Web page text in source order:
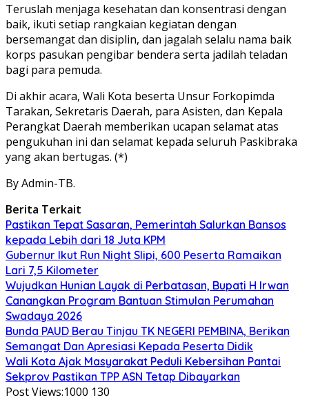
Teruslah menjaga kesehatan dan konsentrasi dengan
baik, ikuti setiap rangkaian kegiatan dengan
bersemangat dan disiplin, dan jagalah selalu nama baik
korps pasukan pengibar bendera serta jadilah teladan
bagi para pemuda.
Di akhir acara, Wali Kota beserta Unsur Forkopimda
Tarakan, Sekretaris Daerah, para Asisten, dan Kepala
Perangkat Daerah memberikan ucapan selamat atas
pengukuhan ini dan selamat kepada seluruh Paskibraka
yang akan bertugas. (*)
By Admin-TB.
Berita Terkait
Pastikan Tepat Sasaran, Pemerintah Salurkan Bansos
kepada Lebih dari 18 Juta KPM
Gubernur Ikut Run Night Slipi, 600 Peserta Ramaikan
Lari 7,5 Kilometer
Wujudkan Hunian Layak di Perbatasan, Bupati H Irwan
Canangkan Program Bantuan Stimulan Perumahan
Swadaya 2026
Bunda PAUD Berau Tinjau TK NEGERI PEMBINA, Berikan
Semangat Dan Apresiasi Kepada Peserta Didik
Wali Kota Ajak Masyarakat Peduli Kebersihan Pantai
Sekprov Pastikan TPP ASN Tetap Dibayarkan
Post Views:1000 130